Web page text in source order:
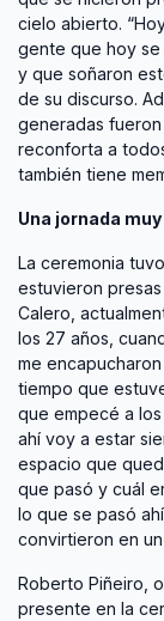
cielo abierto.
gente que hoy se
y que soñaron
de su discurso.
generadas fueron
reconforta a
también tiene
Una jornada
La ceremonia
estuvieron
Calero,
los 27 años,
me
tiempo que
que empecé a
ahí voy a estar
espacio que
que pasó y cuál
lo que se pasó
convirtieron en un
Roberto Piñeiro,
presente en la